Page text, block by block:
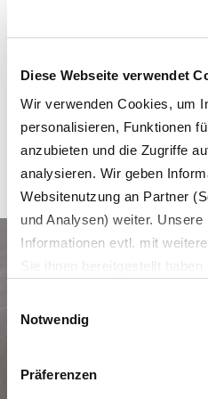
Diese Webseite verwendet
Wir verwenden Cookies, um
personalisieren, Funktionen
anzubieten und die Zugriffe
analysieren. Wir geben
Websitenutzung an Partner
und Analysen) weiter.
Informationen evtl. mit
Sie ihnen bereitgestellt haben
Es werden bei der Nutzung
USA oder Drittstaaten
Die einzelnen
Banner und/oder der
Notwendig
Präferenzen
um das Meldewesen
einzusehen.
ZUM
REPASACK für